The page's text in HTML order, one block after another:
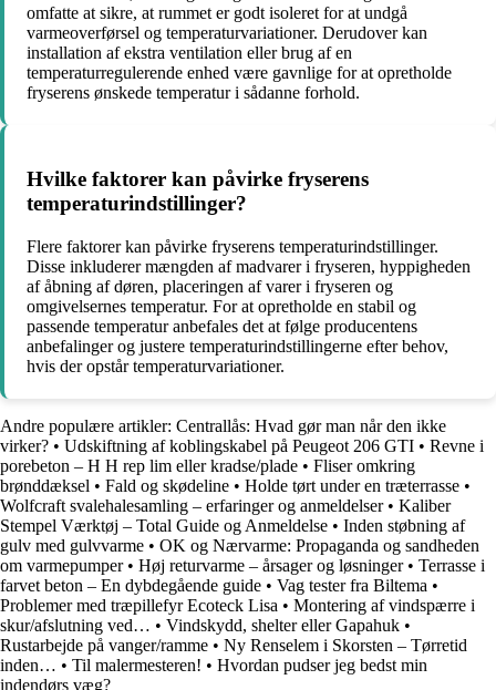
omfatte at sikre, at rummet er godt isoleret for at undgå
varmeoverførsel og temperaturvariationer. Derudover kan
installation af ekstra ventilation eller brug af en
temperaturregulerende enhed være gavnlige for at opretholde
fryserens ønskede temperatur i sådanne forhold.
Hvilke faktorer kan påvirke fryserens
temperaturindstillinger?
Flere faktorer kan påvirke fryserens temperaturindstillinger.
Disse inkluderer mængden af madvarer i fryseren, hyppigheden
af åbning af døren, placeringen af varer i fryseren og
omgivelsernes temperatur. For at opretholde en stabil og
passende temperatur anbefales det at følge producentens
anbefalinger og justere temperaturindstillingerne efter behov,
hvis der opstår temperaturvariationer.
Andre populære artikler: Centrallås: Hvad gør man når den ikke
virker? • Udskiftning af koblingskabel på Peugeot 206 GTI • Revne i
porebeton – H H rep lim eller kradse/plade • Fliser omkring
brønddæksel • Fald og skødeline • Holde tørt under en træterrasse •
Wolfcraft svalehalesamling – erfaringer og anmeldelser• Kaliber
Stempel Værktøj – Total Guide og Anmeldelse • Inden støbning af
gulv med gulvvarme • OK og Nærvarme: Propaganda og sandheden
om varmepumper• Høj returvarme – årsager og løsninger• Terrasse i
farvet beton – En dybdegående guide • Vag tester fra Biltema •
Problemer med træpillefyr Ecoteck Lisa • Montering af vindspærre i
skur/afslutning ved… • Vindskydd, shelter eller Gapahuk •
Rustarbejde på vanger/ramme • Ny Renselem i Skorsten – Tørretid
inden… • Til malermesteren! • Hvordan pudser jeg bedst min
indendørs væg?